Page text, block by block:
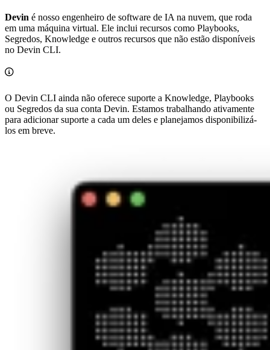
Devin é nosso engenheiro de software de IA na nuvem, que roda
em uma máquina virtual. Ele inclui recursos como Playbooks,
Segredos, Knowledge e outros recursos que não estão disponíveis
no Devin CLI.
O Devin CLI ainda não oferece suporte a Knowledge, Playbooks
ou Segredos da sua conta Devin. Estamos trabalhando ativamente
para adicionar suporte a cada um deles e planejamos disponibilizá-
los em breve.